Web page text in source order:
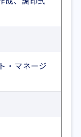
・マネージ